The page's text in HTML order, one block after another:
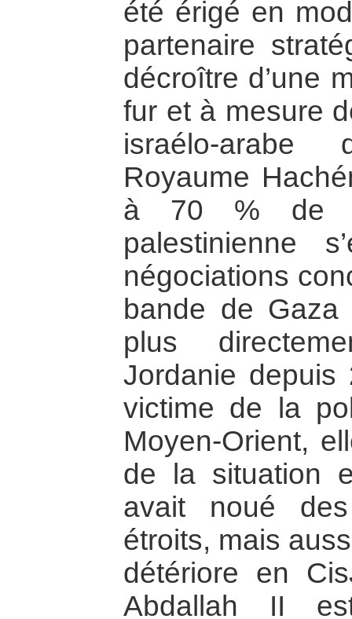
été érigé en
partenaire
décroître d’une
fur et à mesure
israélo-
Royaume
à 70 % de
palestinienne
négociations
bande de Gaza
plus
Jordanie depuis
victime de la
Moyen-Orient,
de la situation
avait noué
étroits, mais
détériore en
Abdallah II